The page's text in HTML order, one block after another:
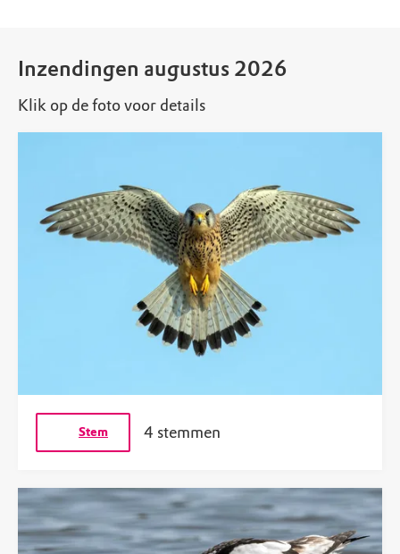
Inzendingen augustus 2026
Klik op de foto voor details
Stem 4 stemmen